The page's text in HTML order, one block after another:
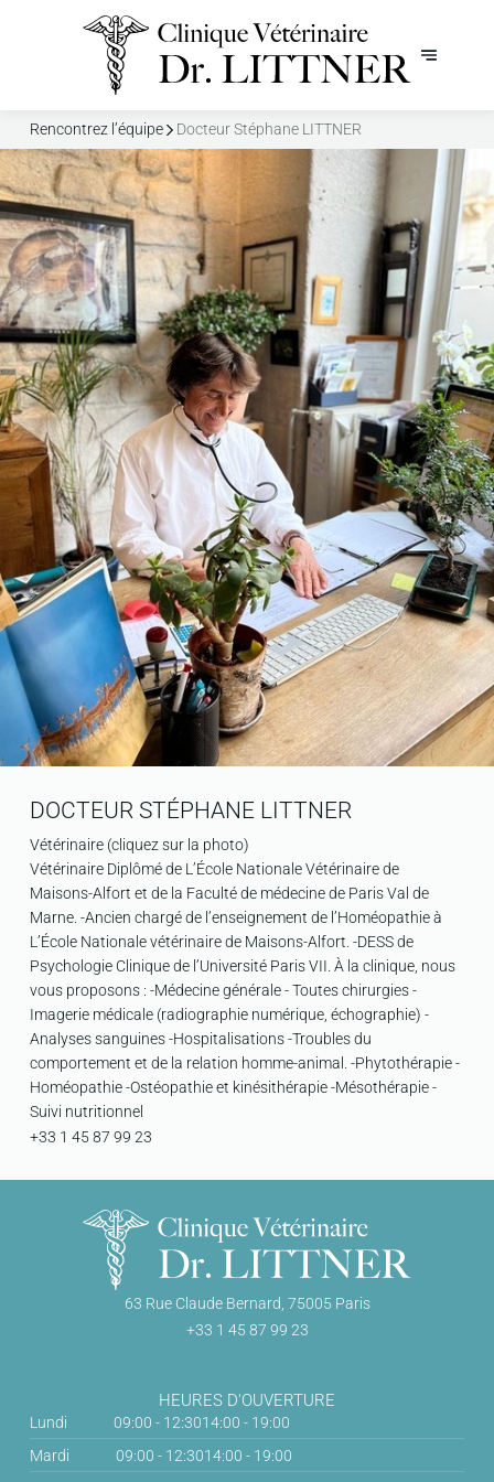
Rencontrez l’équipe Docteur Stéphane LITTNER
DOCTEUR STÉPHANE LITTNER
Vétérinaire (cliquez sur la photo)
Vétérinaire Diplômé de L’École Nationale Vétérinaire de
Maisons-Alfort et de la Faculté de médecine de Paris Val de
Marne. -Ancien chargé de l’enseignement de l’Homéopathie à
L’École Nationale vétérinaire de Maisons-Alfort. -DESS de
Psychologie Clinique de l’Université Paris VII. À la clinique, nous
vous proposons : -Médecine générale - Toutes chirurgies -
Imagerie médicale (radiographie numérique, échographie) -
Analyses sanguines -Hospitalisations -Troubles du
comportement et de la relation homme-animal. -Phytothérapie -
Homéopathie -Ostéopathie et kinésithérapie -Mésothérapie -
Suivi nutritionnel
+33 1 45 87 99 23
63 Rue Claude Bernard, 75005 Paris
+33 1 45 87 99 23
HEURES D'OUVERTURE
Lundi 09:00 - 12:3014:00 - 19:00
Mardi
09:00 - 12:3014:00 - 19:00